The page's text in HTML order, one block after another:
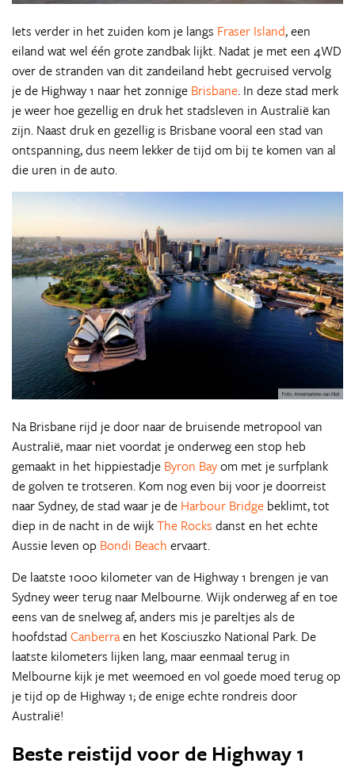
Iets verder in het zuiden kom je langs Fraser Island, een
eiland wat wel één grote zandbak lijkt. Nadat je met een 4WD
over de stranden van dit zandeiland hebt gecruised vervolg
je de Highway 1 naar het zonnige Brisbane. In deze stad merk
je weer hoe gezellig en druk het stadsleven in Australië kan
zijn. Naast druk en gezellig is Brisbane vooral een stad van
ontspanning, dus neem lekker de tijd om bij te komen van al
die uren in de auto.
Na Brisbane rijd je door naar de bruisende metropool van
Australië, maar niet voordat je onderweg een stop heb
gemaakt in het hippiestadje Byron Bayom met je surfplank
de golven te trotseren. Kom nog even bij voor je doorreist
naar Sydney, de stad waar je de Harbour Bridge beklimt, tot
diep in de nacht in de wijkThe Rocks danst en het echte
Aussie leven op Bondi Beach ervaart.
De laatste 1000 kilometer van de Highway 1 brengen je van
Sydney weer terug naar Melbourne. Wijk onderweg af en toe
eens van de snelweg af, anders mis je pareltjes als de
hoofdstad Canberraen het Kosciuszko National Park. De
laatste kilometers lijken lang, maar eenmaal terug in
Melbourne kijk je met weemoed en vol goede moed terug op
je tijd op de Highway 1; de enige echte rondreis door
Australië!
Beste reistijd voor de Highway 1